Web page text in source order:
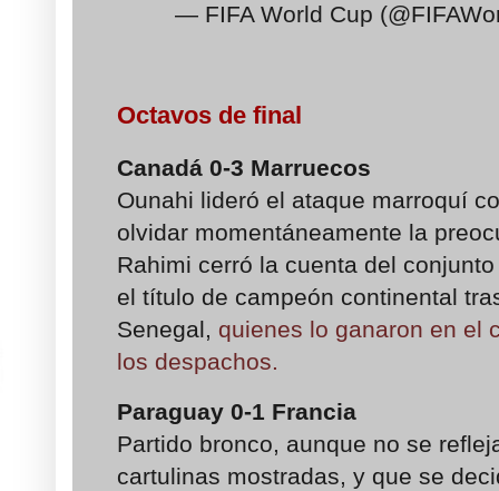
— FIFA World Cup
Octavos de final
Canadá 0-3 Marruecos
Ounahi lideró el ataque marroquí
olvidar momentáneamente la
Rahimi cerró la cuenta del
el título de campeón continental
Senegal, quienes lo ganaron en el
los despachos.
Paraguay 0-1 Francia
Partido bronco, aunque no se
cartulinas mostradas, y que se